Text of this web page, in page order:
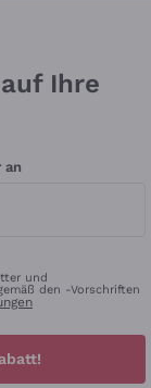
auf Ihre
an
und
den -Vorschriften